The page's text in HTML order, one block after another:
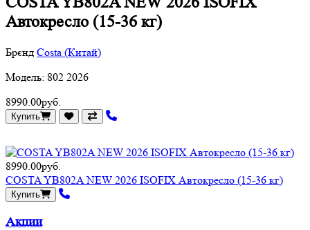
Автокресло (15-36 кг)
Брєнд Costa (Китай)
Модель: 802 2026
8990.00руб.
Купить
8990.00руб.
COSTA YB802A NEW 2026 ISOFIX Автокресло (15-36 кг)
Купить
Акции